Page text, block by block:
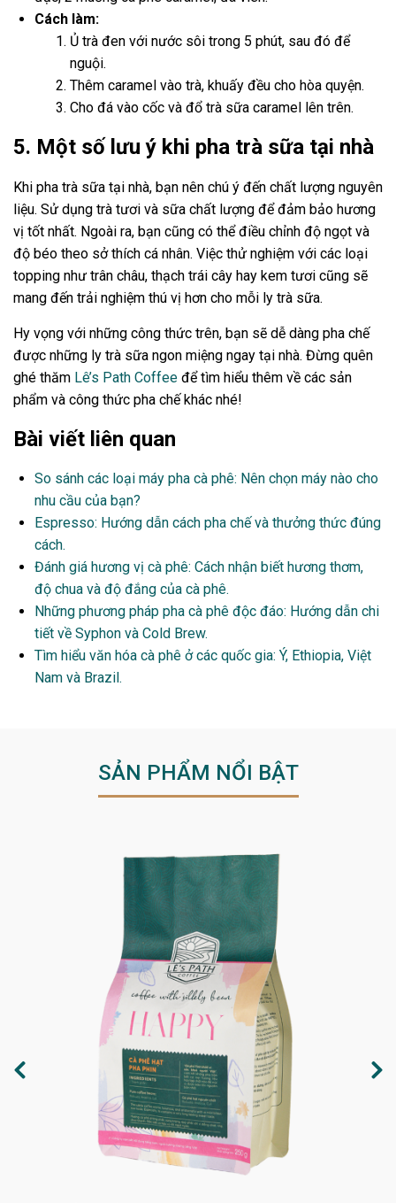
Cách làm:
Ủ trà đen với nước sôi trong 5 phút, sau đó để
nguội.
Thêm caramel vào trà, khuấy đều cho hòa quyện.
Cho đá vào cốc và đổ trà sữa caramel lên trên.
5. Một số lưu ý khi pha trà sữa tại nhà
Khi pha trà sữa tại nhà, bạn nên chú ý đến chất lượng nguyên
liệu. Sử dụng trà tươi và sữa chất lượng để đảm bảo hương
vị tốt nhất. Ngoài ra, bạn cũng có thể điều chỉnh độ ngọt và
độ béo theo sở thích cá nhân. Việc thử nghiệm với các loại
topping như trân châu, thạch trái cây hay kem tươi cũng sẽ
mang đến trải nghiệm thú vị hơn cho mỗi ly trà sữa.
Hy vọng với những công thức trên, bạn sẽ dễ dàng pha chế
được những ly trà sữa ngon miệng ngay tại nhà. Đừng quên
ghé thăm Lê’s Path Coffee để tìm hiểu thêm về các sản
phẩm và công thức pha chế khác nhé!
Bài viết liên quan
So sánh các loại máy pha cà phê: Nên chọn máy nào cho
nhu cầu của bạn?
Espresso: Hướng dẫn cách pha chế và thưởng thức đúng
cách.
Đánh giá hương vị cà phê: Cách nhận biết hương thơm,
độ chua và độ đắng của cà phê.
Những phương pháp pha cà phê độc đáo: Hướng dẫn chi
tiết về Syphon và Cold Brew.
Tìm hiểu văn hóa cà phê ở các quốc gia: Ý, Ethiopia, Việt
Nam và Brazil.
SẢN PHẨM NỔI BẬT